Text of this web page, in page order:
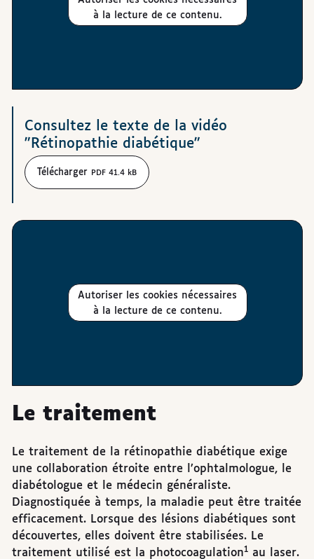
à la lecture de ce contenu.
Téléchargements
Consultez le texte de la vidéo
"Rétinopathie diabétique"
Télécharger PDF 41.4 kB
Autoriser les cookies nécessaires
à la lecture de ce contenu.
Le traitement
Le traitement de la rétinopathie diabétique exige
une collaboration étroite entre l’ophtalmologue, le
diabétologue et le médecin généraliste.
Diagnostiquée à temps, la maladie peut être traitée
efficacement. Lorsque des lésions diabétiques sont
découvertes, elles doivent être stabilisées. Le
traitement utilisé est la photocoagulation1 au laser.